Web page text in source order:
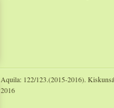
Aquila: 122/123.(2015-2016).
2016